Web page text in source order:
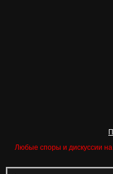
Любые споры и дискуссии